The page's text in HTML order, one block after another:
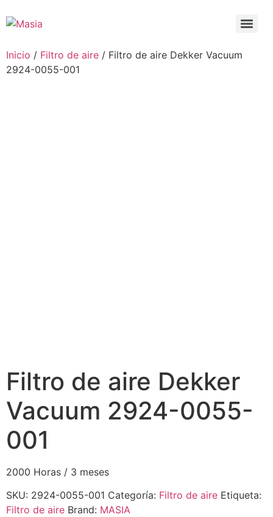
Inicio / Filtro de aire / Filtro de aire Dekker Vacuum
2924-0055-001
Filtro de aire Dekker
Vacuum 2924-0055-
001
2000 Horas / 3 meses
SKU: 2924-0055-001 Categoría: Filtro de aire Etiqueta:
Filtro de aire Brand: MASIA